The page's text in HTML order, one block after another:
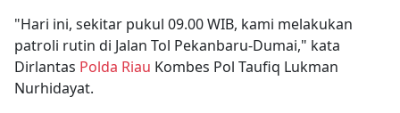
"Hari ini, sekitar pukul 09.00 WIB, kami melakukan
patroli rutin di Jalan Tol Pekanbaru-Dumai," kata
Dirlantas Polda Riau Kombes Pol Taufiq Lukman
Nurhidayat.